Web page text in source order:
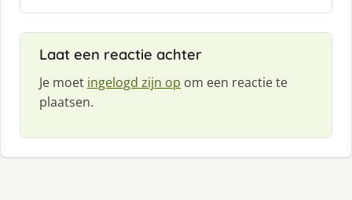
Laat een reactie achter
Je moet ingelogd zijn op om een reactie te
plaatsen.